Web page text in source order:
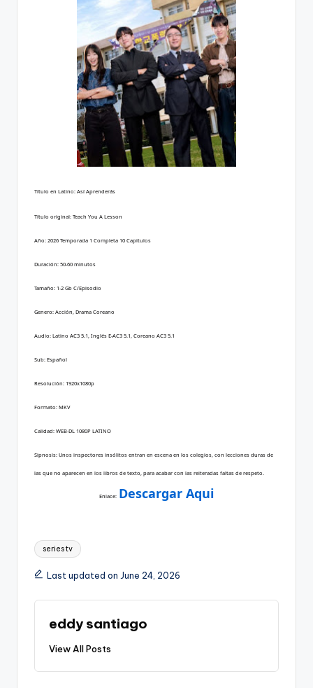
Título en Latino: Así Aprenderás
Título original: Teach You A Lesson
Año: 2026 Temporada 1 Completa 10 Capitulos
Duración: 50-60 minutos
Tamaño: 1-2 Gb C/Episodio
Genero: Acción, Drama Coreano
Audio: Latino AC3 5.1, Inglés E-AC3 5.1, Coreano AC3 5.1
Sub: Español
Resolución: 1920x1080p
Formato: MKV
Calidad: WEB-DL 1080P LATINO
Sipnosis: Unos inspectores insólitos entran en escena en los colegios, con lecciones duras de
las que no aparecen en los libros de texto, para acabar con las reiteradas faltas de respeto.
Enlace: Descargar Aqui
Tags:
series tv
Last updated on June 24, 2026
eddy santiago
View All Posts